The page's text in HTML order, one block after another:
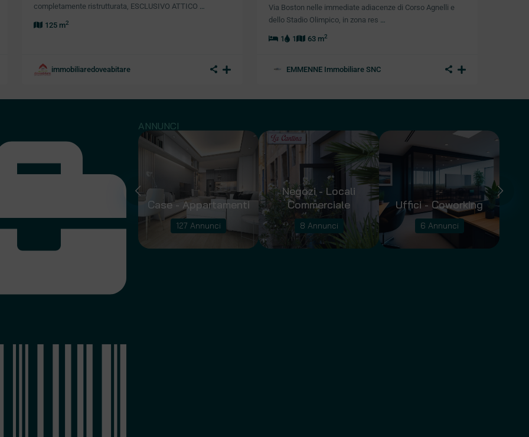
completamente ristrutturata, ESCLUSIVO ATTICO …
125 m2
immobiliaredoveabitare
Via Boston nelle immediate adiacenze di Corso Agnelli e
dello Stadio Olimpico, in zona res …
1 1 63 m2
EMMENNE Immobiliare SNC
ANNUNCI
Case - Appartamenti
127 Annunci
Negozi - Locali
Commerciale
8 Annunci
Uffici - Coworking
6 Annunci